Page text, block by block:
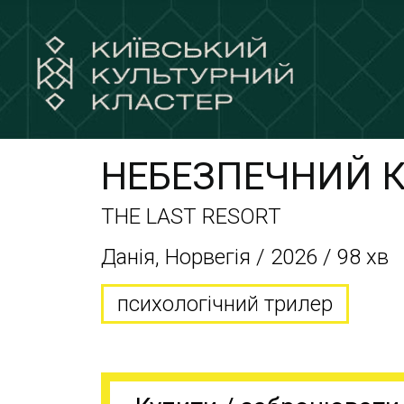
НЕБЕЗПЕЧНИЙ
THE LAST RESORT
Данія, Норвегія / 2026 / 98 хв
психологічний трилер